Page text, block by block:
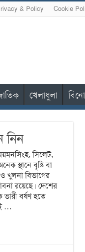
& Policy Cookie
খেলাধুলা
নিন
সিলেট,
স্থানে বৃষ্টি বা
ও খুলনা বিভাগের
রয়েছে। দেশের
বর্ষণ হতে
…